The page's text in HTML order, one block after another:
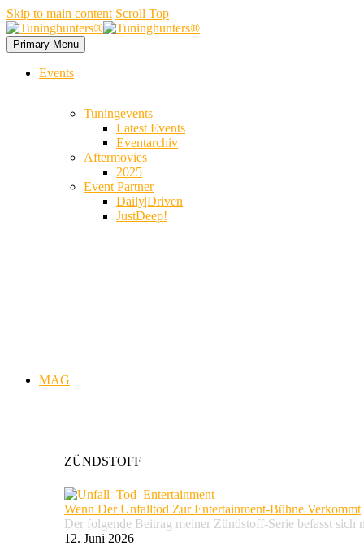
Skip to main content Scroll Top
Primary Menu
Events
Tuningevents
Latest Events
Eventarchiv
Aftermovies
2025
Event Partner
Daily|Driven
JustDeep!
MAG
ZÜNDSTOFF
Wenn Der Unfalltod Zur Entertainment-Bühne Verkommt
Der folgende Beitrag meiner Zündstoff-Serie befasst
12. Juni 2026